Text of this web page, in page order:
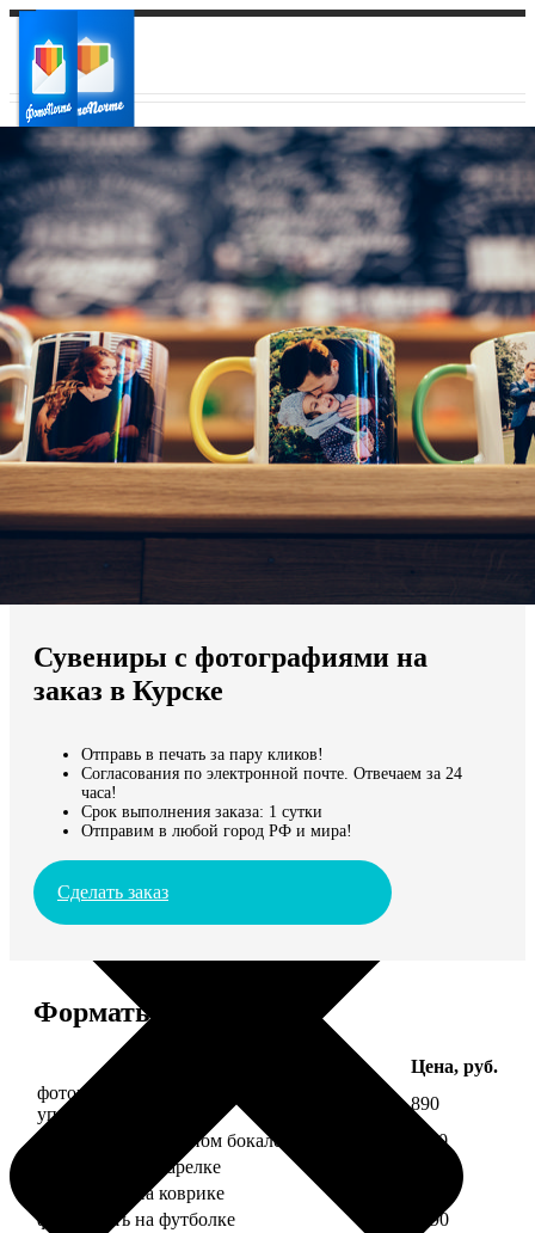
Ваш город:
Ваш регион доставки
Выберите из списка:
Мы доставляем по всему миру
Продолжить без города
Сувениры с фотографиями на
заказ в Курске
Отправь в печать за пару кликов!
Согласования по электронной почте. Отвечаем за 24
часа!
Срок выполнения заказа: 1 сутки
Отправим в любой город РФ и мира!
Сделать заказ
Форматы и цены
Цена, руб.
фотопечать на кружке + подарочная
упаковка
890
фотопечать на пивном бокале
1190
фотопечать на тарелке
фотопечать на коврике
фотопечать на футболке
1490